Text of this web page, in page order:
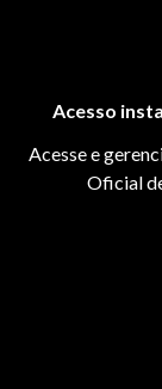
Acesso
Acesse e
Oficial